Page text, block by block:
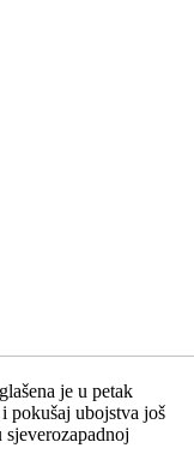
je u petak
pokušaj ubojstva još